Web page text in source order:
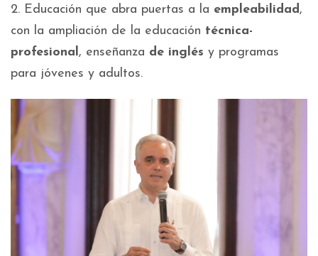
2. Educación que abra puertas a la empleabilidad ,
con la ampliación de la educación técnica-
profesional , enseñanza de inglés y programas
para jóvenes y adultos.